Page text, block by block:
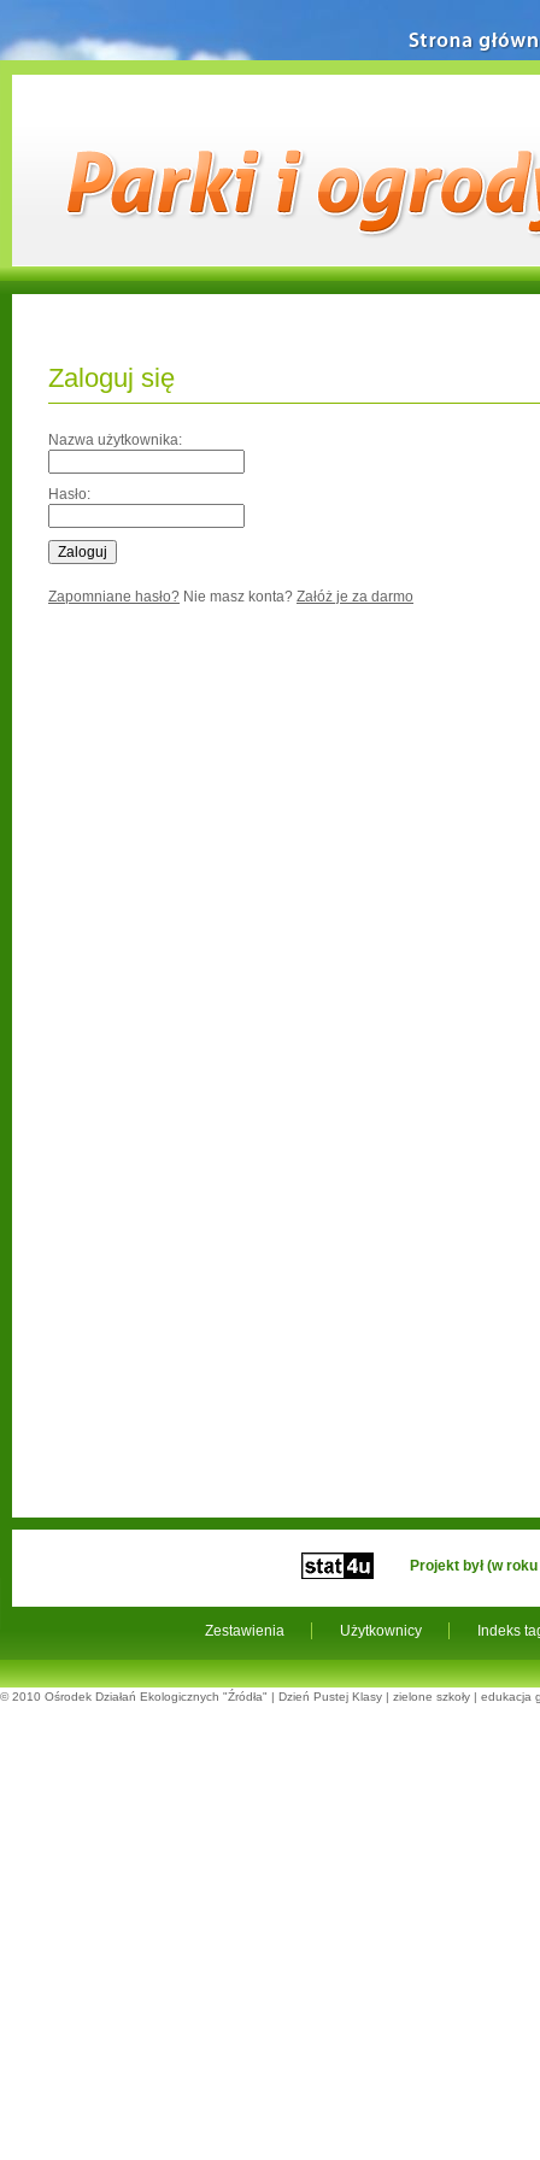
Zaloguj się
Nazwa użytkownika:
Hasło:
Zapomniane hasło? Nie masz konta? Załóż je za darmo
Strona główna
Zestawienia Użytkownicy Indeks
Projekt był (w
© 2010 Ośrodek Działań Ekologicznych "Źródła" | Dzień Pustej Klasy | zielone szkoły | edukacja